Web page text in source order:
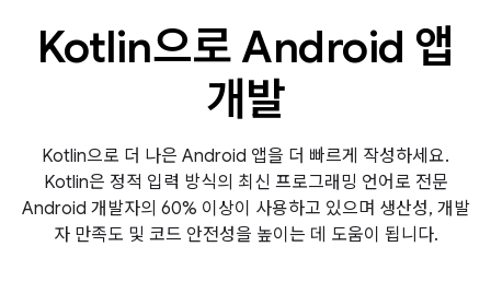
Kotlin으로 Android 앱
개발
Kotlin으로 더 나은 Android 앱을 더 빠르게 작성하세요.
Kotlin은 정적 입력 방식의 최신 프로그래밍 언어로 전문
Android 개발자의 60% 이상이 사용하고 있으며 생산성, 개발
자 만족도 및 코드 안전성을 높이는 데 도움이 됩니다.